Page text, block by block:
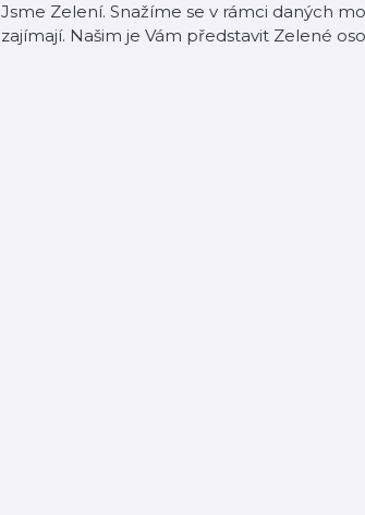
Jsme Zelení. Snažíme se v rámci daných
zajímají. Našim je Vám představit Zelené